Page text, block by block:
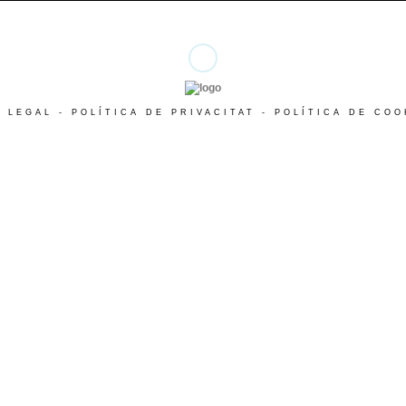
LEGAL - POLÍTICA DE PRIVACITAT - POLÍTICA DE